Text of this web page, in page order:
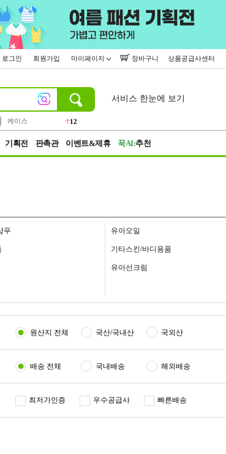
로그인 회원가입 마이페이지 장바구니 상품공급사센터
케이스
12
서비스 한눈에 보기
기획전 판촉관 이벤트&제휴 꾹AI:추천
푸 유아오일
기타스킨/바디용품
유아선크림
원산지 전체 국산/국내산 국외산
배송 전체 국내배송 해외배송
최저가인증 우수공급사 빠른배송